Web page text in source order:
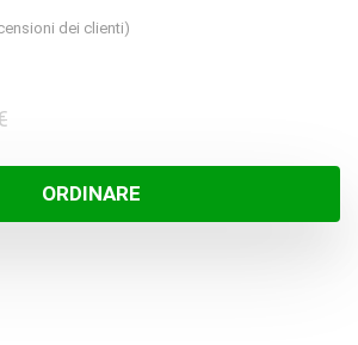
dei clienti)
Il
originale
era:
Il
attuale
è:
ORDINARE